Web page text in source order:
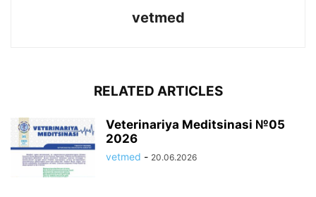
vetmed
RELATED ARTICLES
Veterinariya Meditsinasi №05
2026
vetmed - 20.06.2026